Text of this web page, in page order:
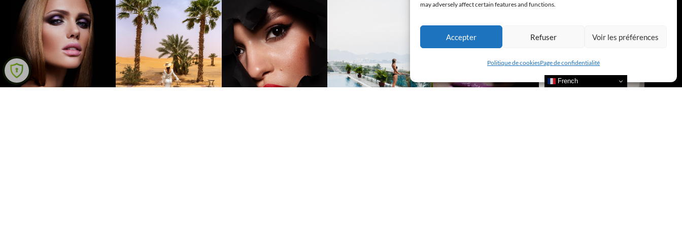
may adversely affect certain features and functions.
Accepter Refuser Voir les préférences
Politique de cookiesPage de confidentialité
French